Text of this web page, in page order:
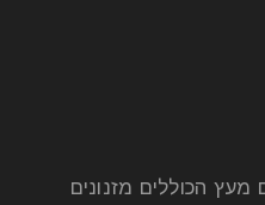
הכוללים מזנונים